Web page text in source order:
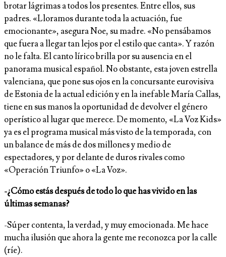
brotar lágrimas a todos los presentes. Entre ellos, sus
padres. «Lloramos durante toda la actuación, fue
emocionante», asegura Noe, su madre. «No pensábamos
que fuera a llegar tan lejos por el estilo que canta». Y razón
no le falta. El canto lírico brilla por su ausencia en el
panorama musical español. No obstante, esta joven estrella
valenciana, que pone sus ojos en la concursante eurovisiva
de Estonia de la actual edición y en la inefable María Callas,
tiene en sus manos la oportunidad de devolver el género
operístico al lugar que merece. De momento, «La Voz Kids»
ya es el programa musical más visto de la temporada, con
un balance de más de dos millones y medio de
espectadores, y por delante de duros rivales como
«Operación Triunfo» o «La Voz».
-¿Cómo estás después de todo lo que has vivido en las
últimas semanas?
-Súper contenta, la verdad, y muy emocionada. Me hace
mucha ilusión que ahora la gente me reconozca por la calle
(ríe).